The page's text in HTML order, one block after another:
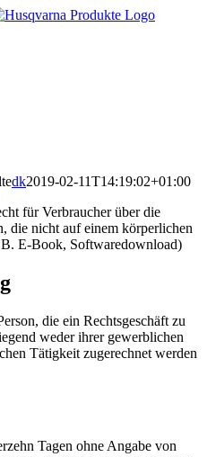
dk2019-02-11T14:19:02+01:00
für Verbraucher über die
die nicht auf einem körperlichen
E-Book, Softwaredownload)
die ein Rechtsgeschäft zu
weder ihrer gewerblichen
Tätigkeit zugerechnet werden
Tagen ohne Angabe von